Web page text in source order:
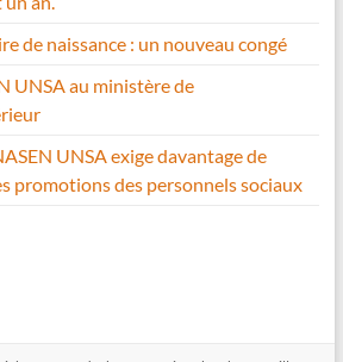
de naissance : un nouveau congé
UNSA au ministère de
UNSA exige davantage de
promotions des personnels sociaux